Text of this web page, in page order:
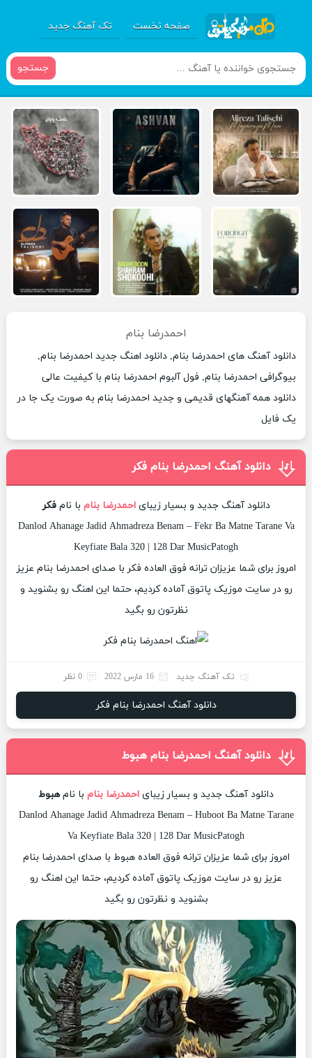
صفحه نخست تک آهنگ جدید
جستجو
احمدرضا بنام
دانلود آهنگ های احمدرضا بنام, دانلود اهنگ جدید احمدرضا بنام,
بیوگرافی احمدرضا بنام, فول آلبوم احمدرضا بنام با کیفیت عالی
دانلود همه آهنگهای قدیمی و جدید احمدرضا بنام به صورت یک جا در
یک فایل
دانلود آهنگ احمدرضا بنام فکر
دانلود آهنگ جدید و بسیار زیبایاحمدرضا بنام با نامفکر
Danlod Ahanage Jadid Ahmadreza Benam – Fekr Ba Matne Tarane Va
Keyfiate Bala 320 | 128 Dar MusicPatogh
امروز برای شما عزیزان ترانه فوق العاده فکر با صدای احمدرضا بنام عزیز
رو در سایت موزیک پاتوق آماده کردیم، حتما این اهنگ رو بشنوید و
نظرتون رو بگید
تک آهنگ جدید 16 مارس 2022 0 نظر
دانلود آهنگ احمدرضا بنام فکر
دانلود آهنگ احمدرضا بنام هبوط
دانلود آهنگ جدید و بسیار زیبای احمدرضا بنام با نامهبوط
Danlod Ahanage Jadid Ahmadreza Benam – Huboot Ba Matne Tarane
Va Keyfiate Bala 320 | 128 Dar MusicPatogh
امروز برای شما عزیزان ترانه فوق العاده هبوط با صدای احمدرضا بنام
عزیز رو در سایت موزیک پاتوق آماده کردیم، حتما این اهنگ رو
بشنوید و نظرتون رو بگید